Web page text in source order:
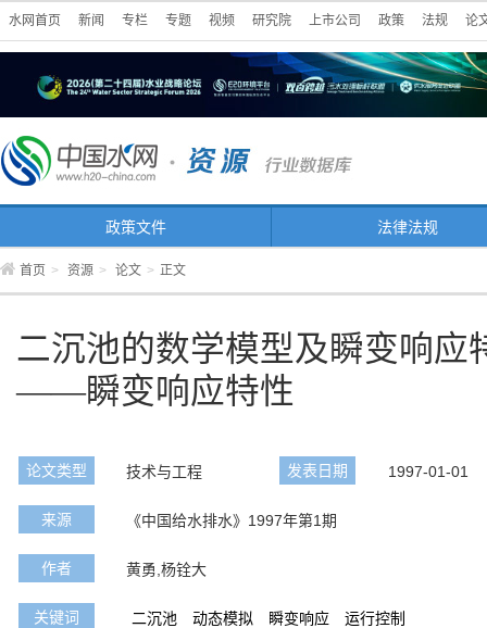
水网首页 新闻 专栏 专题 视频 研究院 上市公司 政策 法规 论
政策文件 法律法规
首页 > 资源 > 论文 > 正文
二沉池的数学模型及瞬变响
——瞬变响应特性
论文类型 技术与工程 发表日期 1997-01-01
来源 《中国给水排水》1997年第1期
作者 黄勇,杨铨大
关键词 二沉池 动态模拟 瞬变响应 运行控制